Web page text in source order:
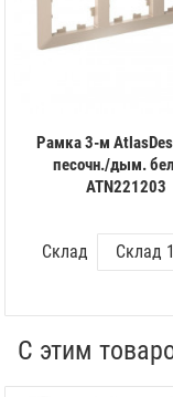
Рамка 3-м
песочн./дым.
ATN221203
Склад
С этим